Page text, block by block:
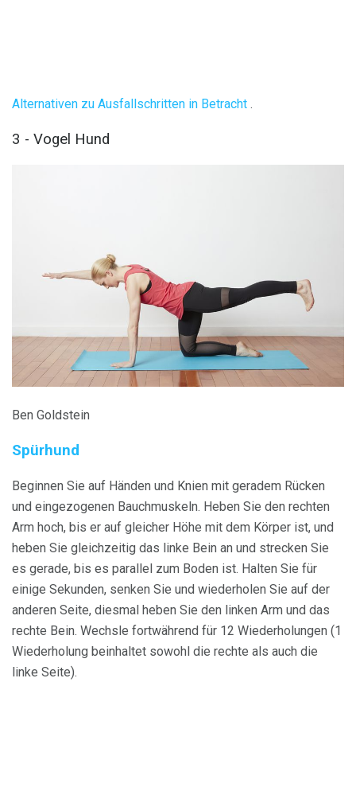
Alternativen zu Ausfallschritten in Betracht .
3 - Vogel Hund
Ben Goldstein
Spürhund
Beginnen Sie auf Händen und Knien mit geradem Rücken
und eingezogenen Bauchmuskeln. Heben Sie den rechten
Arm hoch, bis er auf gleicher Höhe mit dem Körper ist, und
heben Sie gleichzeitig das linke Bein an und strecken Sie
es gerade, bis es parallel zum Boden ist. Halten Sie für
einige Sekunden, senken Sie und wiederholen Sie auf der
anderen Seite, diesmal heben Sie den linken Arm und das
rechte Bein. Wechsle fortwährend für 12 Wiederholungen (1
Wiederholung beinhaltet sowohl die rechte als auch die
linke Seite).